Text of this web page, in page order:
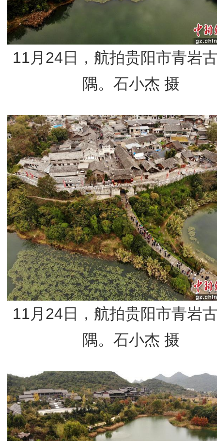
11月24日，航拍贵阳市青岩
隅。石小杰 摄
11月24日，航拍贵阳市青岩
隅。石小杰 摄